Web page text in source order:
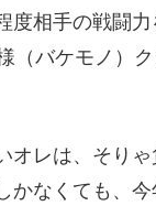
相手の戦闘力
（バケモノ）
レは、そりゃ
かなくても、